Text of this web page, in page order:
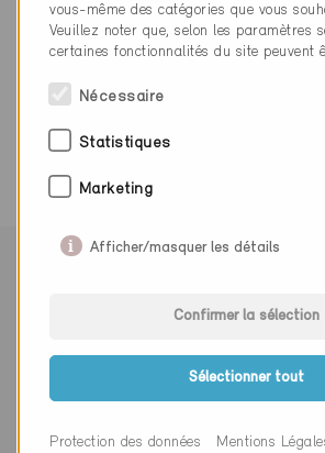
0 Bâtiments Minergie (0
S’abonner à la newsletter
Monsieur
Madame Autre
vous-même des catégories que vous
Veuillez noter que, selon les paramètres
certaines fonctionnalités du site peuvent
Nécessaire
Statistiques
Marketing
Afficher/masquer les détails
Confirmer la sélection
Sélectionner tout
Protection des données Mentions